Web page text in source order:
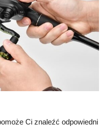
Ci znaleźć odpowiedni